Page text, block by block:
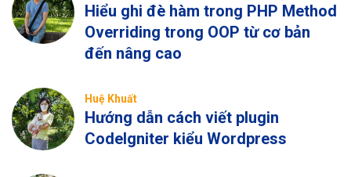
Hiểu ghi đè hàm trong PHP Method
Overriding trong OOP từ cơ bản
đến nâng cao
Huệ Khuất
Hướng dẫn cách viết plugin
CodeIgniter kiểu Wordpress